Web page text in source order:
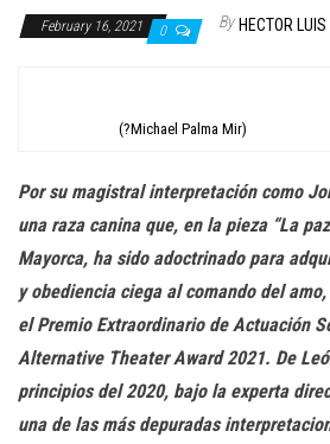
February 16, 2021 0 By HECTOR
(?Michael Palma Mir)
Por su magistral interpretación como
una raza canina que, en la pieza “La
Mayorca, ha sido adoctrinado para
y obediencia ciega al comando del amo,
el Premio Extraordinario de Actuación
Alternative Theater Award 2021. De
principios del 2020, bajo la experta
una de las más depuradas